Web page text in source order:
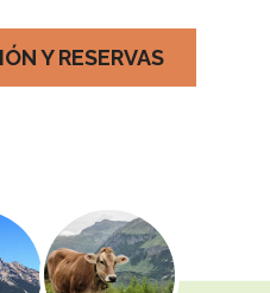
Y RESERVAS